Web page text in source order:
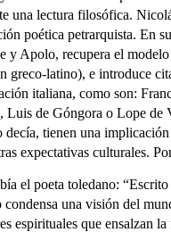
una lectura filosófica.
poética petrarquista. En
y Apolo, recupera el
greco-latino), e introduce
italiana, como son:
Luis de Góngora o Lope de
decía, tienen una
expectativas culturales.
el poeta toledano:
condensa una visión del
espirituales que ensalzan